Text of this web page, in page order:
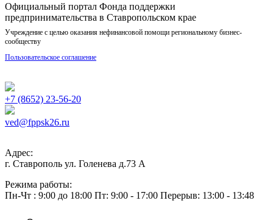
Официальный портал Фонда поддержки
предпринимательства в Ставропольском крае
Учреждение с целью оказания нефинансовой помощи региональному бизнес-
сообществу
Пользовательское соглашение
+7 (8652) 23-56-20
ved@fppsk26.ru
Адрес:
г. Ставрополь ул. Голенева д.73 A
Режима работы:
Пн-Чт : 9:00 до 18:00 Пт: 9:00 - 17:00 Перерыв: 13:00 - 13:48